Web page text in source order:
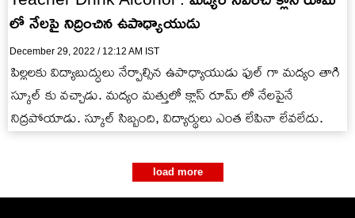
లో నేలపై నిద్రించిన ఉపాధ్యాయుడు
December 29, 2022 / 12:12 AM IST
పిల్లలకు విద్యాబుద్ధులు నేర్పాల్సిన ఉపాధ్యాయుడు ఫుల్ గా మద్యం తాగి
స్కూల్ కు వచ్చాడు. మద్యం మత్తులో క్లాస్ రూమ్ లో నేలపైనే
నిద్రపోయాడు. స్కూల్ సిబ్బంది, విద్యార్థులు ఎంత లేపినా లేవలేదు.
load more